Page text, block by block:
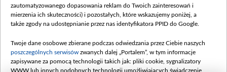
zautomatyzowanego dopasowania reklam do Twoich zainteresowań i
mierzenia ich skuteczności) i pozostałych, które wskazujemy poniżej, a
także zgody na udostępnianie przez nas identyfikatora PPID do Google.
Twoje dane osobowe zbierane podczas odwiedzania przez Ciebie naszych
poszczególnych serwisów zwanych dalej „Portalem”, w tym informacje
zapisywane za pomocą technologii takich jak: pliki cookie, sygnalizatory
WWW lub innych podobnych technologii umożliwiających świadczenie